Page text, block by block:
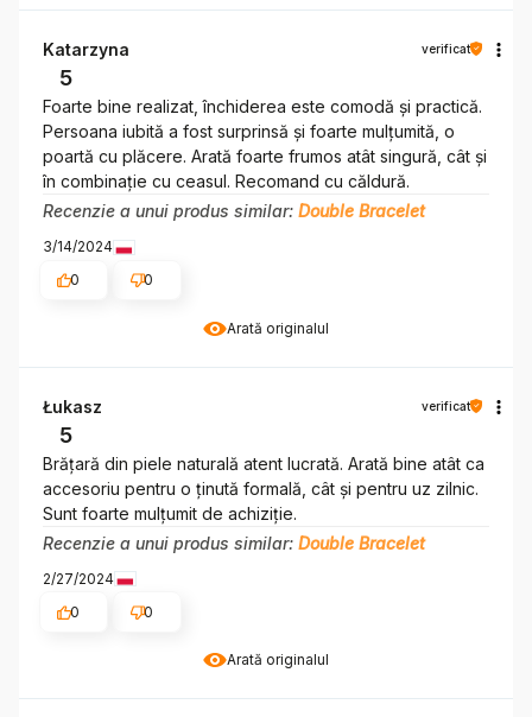
Arată originalul
Katarzyna verificat
5
Foarte bine realizat, închiderea este comodă și practică.
Persoana iubită a fost surprinsă și foarte mulțumită, o
poartă cu plăcere. Arată foarte frumos atât singură, cât și
în combinație cu ceasul. Recomand cu căldură.
Recenzie a unui produs similar: Double Bracelet
3/14/2024
0
0
Arată originalul
Łukasz verificat
5
Brățară din piele naturală atent lucrată. Arată bine atât ca
accesoriu pentru o ținută formală, cât și pentru uz zilnic.
Sunt foarte mulțumit de achiziție.
Recenzie a unui produs similar: Double Bracelet
2/27/2024
0
0